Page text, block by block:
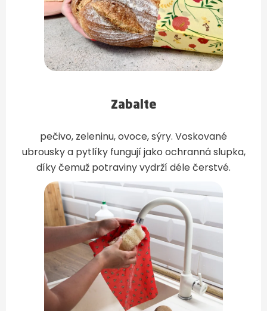
Zabalte
pečivo, zeleninu, ovoce, sýry. Voskované
ubrousky a pytlíky fungují jako ochranná slupka,
díky čemuž potraviny vydrží déle čerstvé.